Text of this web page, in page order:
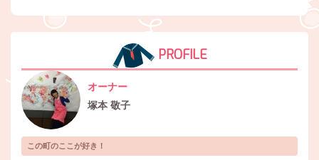
PROFILE
オーナー
塚本 敬子
この町のここが好き！